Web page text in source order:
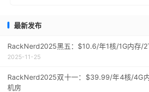
最新发布
RackNerd2025黑五：$10.6/年1核/1G内存/
2025-11-25
RackNerd2025双十一：$39.99/年4核/4G
机房